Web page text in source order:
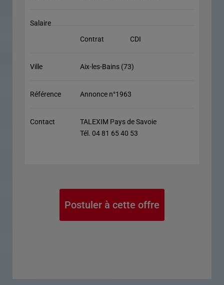
Salaire
Contrat
CDI
Ville Aix-les-Bains (73)
Référence Annonce n°1963
Contact
TALEXIM Pays de Savoie
Tél. 04 81 65 40 53
Postuler à cette offre